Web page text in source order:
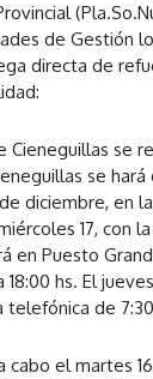
de Gestión
directa de
Cieneguillas se
se hará
diciembre, en
17, con
en Puesto
18:00 hs. El
telefónica de
cabo el martes